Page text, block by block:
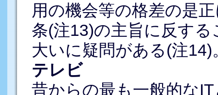
用の機会等の格差の是
条(注13)の主旨に反す
大いに疑問がある(注14)
テレビ
昔からの最も一般的な